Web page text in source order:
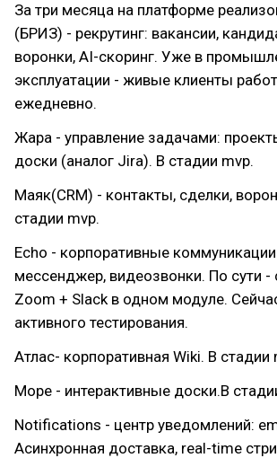
За три месяца на платформе
(БРИЗ) - рекрутинг: вакансии,
воронки, AI-скоринг. Уже в
эксплуатации - живые клиенты
ежедневно.
Жара - управление задачами:
доски (аналог Jira). В стадии mvp.
Маяк(CRM) - контакты, сделки,
стадии mvp.
Echo - корпоративные
мессенджер, видеозвонки. По сути -
Zoom + Slack в одном модуле.
активного тестирования.
Атлас- корпоративная Wiki. В стадии
Море - интерактивные доски.В
Notifications - центр уведомлений:
Асинхронная доставка, real-time